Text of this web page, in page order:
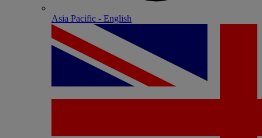
Asia Pacific - English